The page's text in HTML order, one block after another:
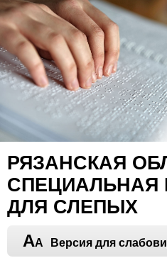
РЯЗАНСКАЯ
СПЕЦИАЛЬНАЯ
ДЛЯ СЛЕПЫХ
AA Версия для